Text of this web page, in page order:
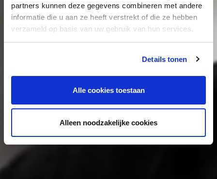
partners kunnen deze gegevens combineren met andere
informatie die u aan ze heeft verstrekt of die ze hebben
verzameld op basis van uw gebruik van hun services.
Details tonen
Alle cookies toestaan
Alleen noodzakelijke cookies
Hollander Techniek
Bekijk alle vacatures